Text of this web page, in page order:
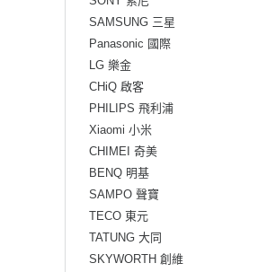
SAMSUNG 三星
Panasonic 國際
LG 樂金
CHiQ 啟客
PHILIPS 飛利浦
Xiaomi 小米
CHIMEI 奇美
BENQ 明基
SAMPO 聲寶
TECO 東元
TATUNG 大同
SKYWORTH 創維